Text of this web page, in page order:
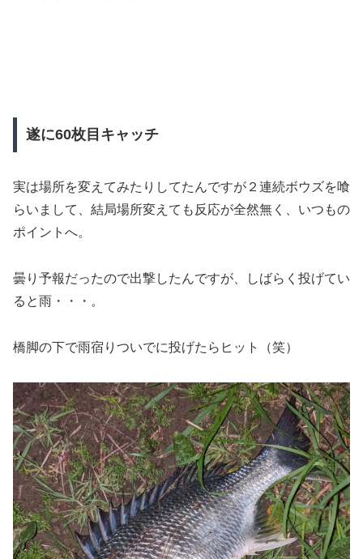
遂に60枚目キャッチ
実は場所を変えてみたりしてたんですが２連続ボウズを喰
らいまして、結局場所変えても反応が全然無く、いつもの
ポイントへ。
曇り予報だったので出撃したんですが、しばらく投げてい
ると雨・・・。
橋脚の下で雨宿りついでに投げたらヒット（笑）